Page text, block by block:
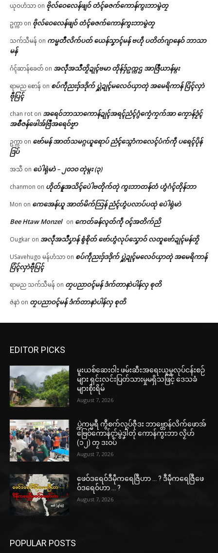
ယုဝဟံသာ on ဗိုလ်ဝေလေန်ဖျဝ် တံၚ်ဓဇက်ကောန်ကွးဘာမွဲတၠ
ဥက္ကာ on ဗိုလ်ဝေလေန်ဖျဝ် တံၚ်ဓဇက်ကောန်ကွးဘာမွဲတၠ
သက်သီမန် on ကမ္မတဳလိက်ပတ် ယေန်သၞာၚ်မန် ဗဟဵု ပတိတ်ဂျာနေဝ် ဘာသာ
မန်
ဂံၚ်ဆာန်ခေတ် on အလဵုအသဳတၟိဍုၚ်ဗမာ တိုန်ဒှ်ဥက္ကဌ အာဇြဳယာန်မ္ဂး
ရာမည စောန် on စပ်ကဵုညးဒှ်ဒဒိုက် ပ္ဋဲဍုၚ်မလေဝ်ယှာတုဲ အမေရိကာန် ပြံၚ်လှာဲ
ဗီုပြၚ်
chan rot on အရေဝ်ဘာသာကောန်ဍုၚ်အရၚ်ညံၚ်ဂွံကၠေံကၠက်အာ ကၠောန်ဒၟံၚ်
အစဳဇန်ဖေါအ်ဗြဳအရေဝ်ဗၟာ
ဥက္ကာ on ဗော်မန် အာတ်သမဂ္ဂယူရောပ် ညံၚ်သ္ဂောံကလေၚ်ပံက်ကဵု ပရေၚ်ပိုန်
ဒြပ်
အသီ on ပေဲါရုဲမာဲ – ၂၀၁၀ တုဲမ္ဂး (၃)
chanmon on ဟိုတ်နူအသိၚ်ပေဲါဗတိုက်တုဲ ကွးဘာတန်တံ ဟွံဂံၚ်တိုန်ဘာ
Mon on ကေအေန်ယူ အာတ်မိက်သြန် ညံၚ်ဟွံပလာပ်ပထုဲ ပေဲါရုဲမာဲ
Bee Htaw Monzel on ကေတ်ခန်လ္ၚတ်ကဵု ၀ၚ်အတိက်ညိ
Ougkar on အလဵုအသဳပၞာန် စွံစိုတ် ဗော်ဟွံလုပ်သၞောဝ် လတူဗော်ဍုၚ်မန်တၟိ
USavehugo မန်ဟံသာ on စပ်ကဵုညးဒှ်ဒဒိုက် ပ္ဋဲဍုၚ်မလေဝ်ယှာတုဲ အမေရိကာန်
ပြံၚ်လှာဲဗီုပြၚ်
ရာမည သက်သီမန် on တၠပညာဝၚ်မန် ဒံက်တာနာဲပါန်လှ စုတိ
ဇဲနာဲ on တၠပညာဝၚ်မန် ဒံက်တာနာဲပါန်လှ စုတိ
EDITOR PICKS
မူးယစ်ဆေးဝါး ဖမ်းဆီးအရေးယူမှုလုပ်ငန်းစဉ်
များ ရှင်းလင်းပြတ်သားမှုမရှိသဖြင့် ဒေသခံ
များစိုးရိမ်
August 7, 2026
ပ္ဍဲကမ္မရဳ ကွဳစက်လုပ်ဇီုဒး ဘာဗ္တောန်လိက်ဖောအ်
ဗြေဝ်ကောန်ၚာ်မွဲဒၞါဲတုဲ ကောန်ကွးဘာ လၟိဟ်
(၁၂) တၠ ဒးဝပ်
August 7, 2026
ဖေဝ်ဒရေဝ်ဒဳမဵုကရေဇြဳဟာ … ? ဒဳမဵုကရေဇြဳဖေ
ဝ်ဒရေဝ်ဟာ … ?
August 7, 2026
POPULAR POSTS